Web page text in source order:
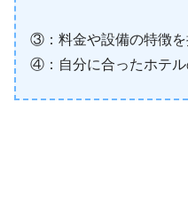
③：料金や設備の特徴を
④：自分に合ったホテル